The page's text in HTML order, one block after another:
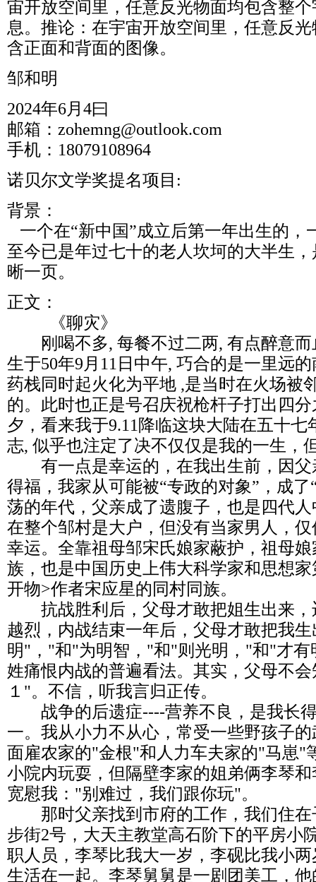
宙开放空间里，任意反光物面均包含整
息。推论：在宇宙开放空间里，任意反
含正面和背面的图像。
邹和明
2024年6月4曰
邮箱：zohemng@outlook.com
手机：18079108964
诺贝尔文学奖提名项目:
背景：
一个在“新中国”成立后第一年出生的，
至今已是年过七十的老人坎坷的大半生
晰一页。
正文：
《聊灾》
刚喝不多, 每餐不过二两, 有点醉意而
生于50年9月11日中午, 巧合的是一里远
药栈同时起火化为平地 ,是当时在火场被
的。此时也正是号召庆祝枪杆子打出四
夕，看来我于9.11降临这块大陆在五十
志, 似乎也注定了决不仅仅是我的一生，
有一点是幸运的，在我出生前，因父
得福，我家从可能被“专政的对象”，成
荡的年代，父亲成了遗腹子，也是四代
在整个邹村是大户，但没有当家男人，
幸运。全靠祖母邹宋氏娘家蔽护，祖母
族，也是中国历史上伟大科学家和思想
开物>作者宋应星的同村同族。
抗战胜利后，父母才敢把姐生出来，
越烈，内战结束一年后，父母才敢把我
明"，"和"为明智，"和"则光明，"和"才有
姓痛恨内战的普遍看法。其实，父母不
１"。不信，听我言归正传。
战争的后遗症----营养不良，是我长得
一。我从小力不从心，常受一些野孩子
面雇农家的"金根"和人力车夫家的"马崽"
小院内玩耍，但隔壁李家的姐弟俩李琴
宽慰我："别难过，我们跟你玩"。
那时父亲找到市府的工作，我们住在
步街2号，大天主教堂高石阶下的平房小
职人员，李琴比我大一岁，李砚比我小
生活在一起。李琴舅舅是一剧团美工，